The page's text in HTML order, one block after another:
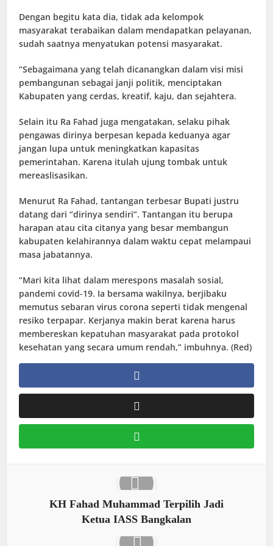
Dengan begitu kata dia, tidak ada kelompok
masyarakat terabaikan dalam mendapatkan pelayanan,
sudah saatnya menyatukan potensi masyarakat.
“Sebagaimana yang telah dicanangkan dalam visi misi
pembangunan sebagai janji politik, menciptakan
Kabupaten yang cerdas, kreatif, kaju, dan sejahtera.
Selain itu Ra Fahad juga mengatakan, selaku pihak
pengawas dirinya berpesan kepada keduanya agar
jangan lupa untuk meningkatkan kapasitas
pemerintahan. Karena itulah ujung tombak untuk
mereaslisasikan.
Menurut Ra Fahad, tantangan terbesar Bupati justru
datang dari “dirinya sendiri”. Tantangan itu berupa
harapan atau cita citanya yang besar membangun
kabupaten kelahirannya dalam waktu cepat melampaui
masa jabatannya.
“Mari kita lihat dalam merespons masalah sosial,
pandemi covid-19. Ia bersama wakilnya, berjibaku
memutus sebaran virus corona seperti tidak mengenal
resiko terpapar. Kerjanya makin berat karena harus
membereskan kepatuhan masyarakat pada protokol
kesehatan yang secara umum rendah,” imbuhnya. (Red)
KH Fahad Muhammad Terpilih Jadi
Ketua IASS Bangkalan